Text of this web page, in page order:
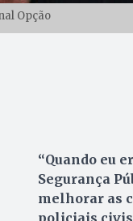
Opção
“Quando eu
Segurança
melhorar as
policiais